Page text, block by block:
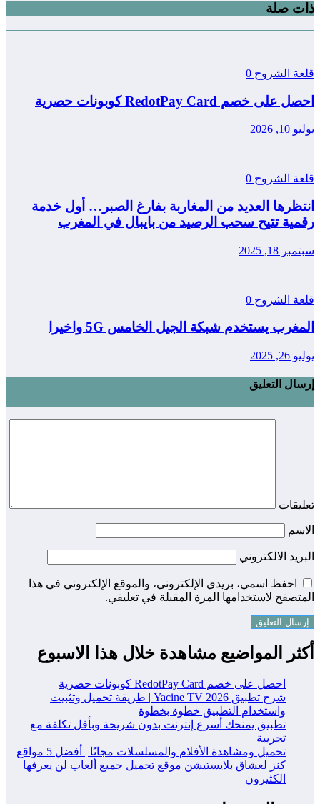
ذات صلة
قلعة الشروح 0
احصل على خصم RedotPay Card كوبونات حصرية
يوليو 10, 2026
قلعة الشروح 0
انتظرها العديد من المغاربة بفارغ الصبر… أول خدمة
رقمية تتيح سحب الرصيد من بايبال في المغرب
سبتمبر 18, 2025
قلعة الشروح 0
المغرب يستخدم شبكة الجيل الخامس 5G واخيرا
يوليو 26, 2025
إرسال التعليق
تعليقات
الاسم
البريد الالكتروني
احفظ اسمي، بريدي الإلكتروني، والموقع الإلكتروني في هذا
المتصفح لاستخدامها المرة المقبلة في تعليقي.
أكثر المواضيع مشاهدة خلال هذا الاسبوع
احصل على خصم RedotPay Card كوبونات حصرية
شرح تطبيق Yacine TV 2026 | طريقة تحميل وتثبيت
واستخدام التطبيق خطوة بخطوة
تطبيق يمنحك أسرع إنترنت بدون شريحة وبأقل تكلفة مع
تجريبة
تحميل ومشاهدة الأفلام والمسلسلات مجانًا | أفضل 5 مواقع
كنز لعشاق بلايستيشن موقع تحميل جميع ألعاب لن يعرفها
الكثيرون